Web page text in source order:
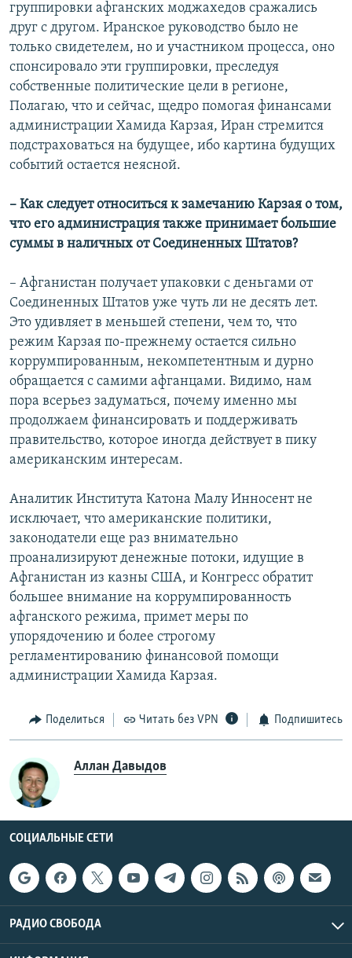
группировки афганских моджахедов сражались
друг с другом. Иранское руководство было не
только свидетелем, но и участником процесса, оно
спонсировало эти группировки, преследуя
собственные политические цели в регионе,
Полагаю, что и сейчас, щедро помогая финансами
администрации Хамида Карзая, Иран стремится
подстраховаться на будущее, ибо картина будущих
событий остается неясной.
– Как следует относиться к замечанию Карзая о том,
что его администрация также принимает большие
суммы в наличных от Соединенных Штатов?
– Афганистан получает упаковки с деньгами от
Соединенных Штатов уже чуть ли не десять лет.
Это удивляет в меньшей степени, чем то, что
режим Карзая по-прежнему остается сильно
коррумпированным, некомпетентным и дурно
обращается с самими афганцами. Видимо, нам
пора всерьез задуматься, почему именно мы
продолжаем финансировать и поддерживать
правительство, которое иногда действует в пику
американским интересам.
Аналитик Института Катона Малу Инносент не
исключает, что американские политики,
законодатели еще раз внимательно
проанализируют денежные потоки, идущие в
Афганистан из казны США, и Конгресс обратит
большее внимание на коррумпированность
афганского режима, примет меры по
упорядочению и более строгому
регламентированию финансовой помощи
администрации Хамида Карзая.
Поделиться Читать без VPN Подпишитесь
Аллан Давыдов
СОЦИАЛЬНЫЕ СЕТИ
РАДИО СВОБОДА